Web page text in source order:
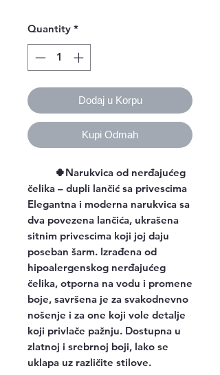
Quantity *
Dodaj u Korpu
Kupi Odmah
🍀Narukvica od nerđajućeg
čelika – dupli lančić sa privescima
Elegantna i moderna narukvica sa
dva povezena lančića, ukrašena
sitnim privescima koji joj daju
poseban šarm. Izrađena od
hipoalergenskog nerđajućeg
čelika, otporna na vodu i promene
boje, savršena je za svakodnevno
nošenje i za one koji vole detalje
koji privlače pažnju. Dostupna u
zlatnoj i srebrnoj boji, lako se
uklapa uz različite stilove.